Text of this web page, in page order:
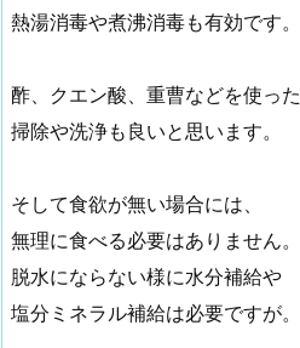
熱湯消毒や煮沸消毒も有効です。
酢、クエン酸、重曹などを使った
掃除や洗浄も良いと思います。
そして食欲が無い場合には、
無理に食べる必要はありません。
脱水にならない様に水分補給や
塩分ミネラル補給は必要ですが。